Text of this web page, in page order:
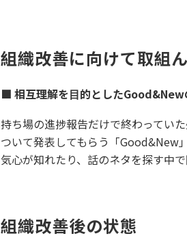
組織改善に向けて取組
■ 相互理解を⽬的としたGood&New
持ち場の進捗報告だけで終わってい
ついて発表してもらう「Good&New
気⼼が知れたり、話のネタを探す中
組織改善後の状態